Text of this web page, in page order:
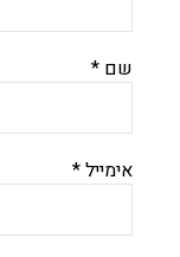
שם *
אימייל*